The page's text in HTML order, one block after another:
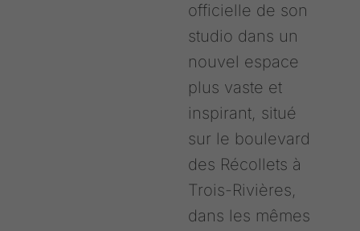
officielle de son
studio dans un
nouvel espace
plus vaste et
inspirant, situé
sur le boulevard
des Récollets à
Trois-Rivières,
dans les mêmes